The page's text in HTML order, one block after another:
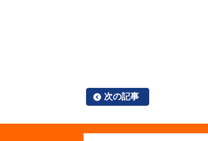
次の記事